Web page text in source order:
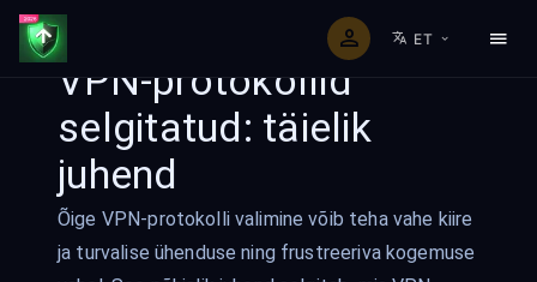
ET
VPN-protokollid
selgitatud: täielik
juhend
Õige VPN-protokolli valimine võib teha vahe kiire
ja turvalise ühenduse ning frustreeriva kogemuse